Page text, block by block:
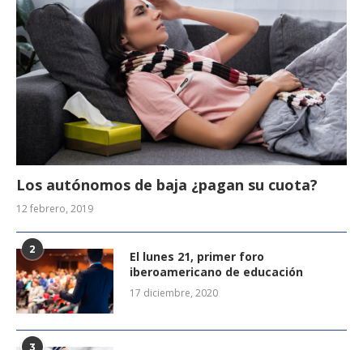
Los autónomos de baja ¿pagan su cuota?
12 febrero, 2019
2
El lunes 21, primer foro
iberoamericano de educación
17 diciembre, 2020
3